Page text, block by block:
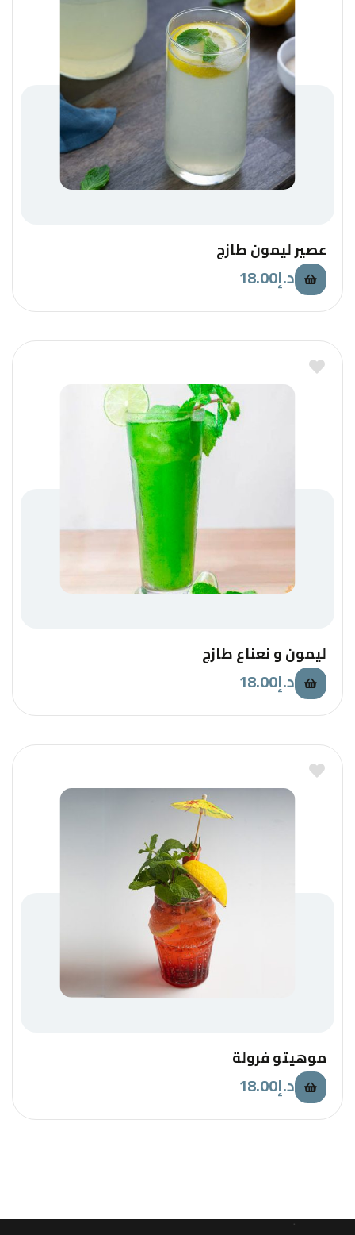
عصير ليمون طازج
د.إ18.00
ليمون و نعناع طازج
د.إ18.00
موهيتو فرولة
د.إ18.00